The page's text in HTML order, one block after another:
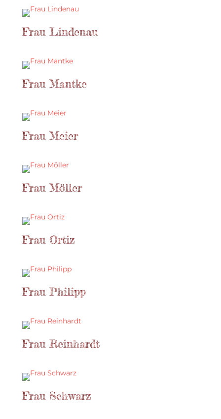
Frau Lindenau
Frau Mantke
Frau Meier
Frau Möller
Frau Ortiz
Frau Philipp
Frau Reinhardt
Frau Schwarz